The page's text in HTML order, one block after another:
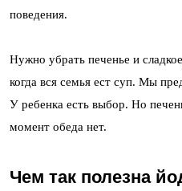
поведения.
Нужно убрать печенье и
когда вся семья ест суп. Мы
У ребенка есть выбор. Но
момент обеда нет.
Чем так полезна